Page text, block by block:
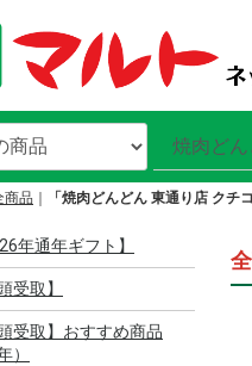
商品 「焼肉どんどん 東通り店 クチ
年通年ギフト】
受取】
頭受取】おすすめ商品
）